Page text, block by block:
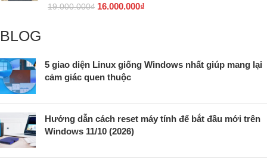
19.000.000₫ 16.000.000₫
BLOG
5 giao diện Linux giống Windows nhất giúp mang lại
cảm giác quen thuộc
Hướng dẫn cách reset máy tính để bắt đầu mới trên
Windows 11/10 (2026)